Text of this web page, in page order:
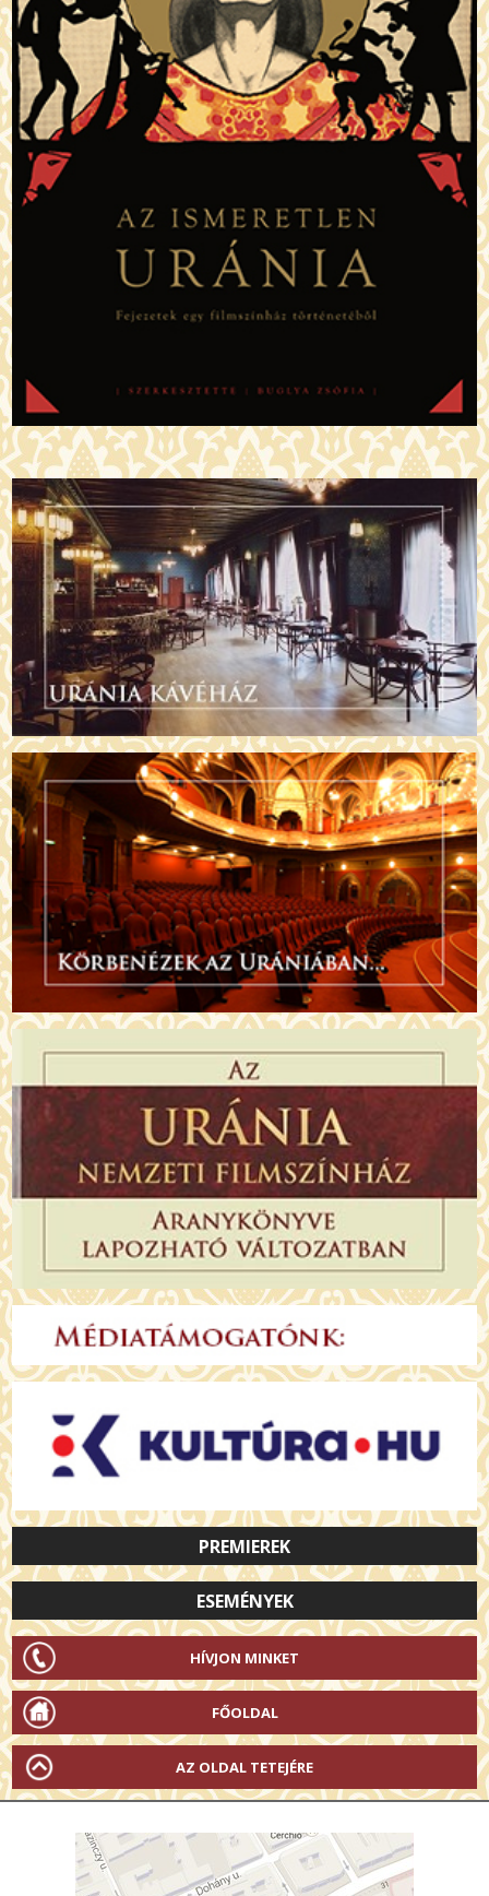
PREMIEREK
ESEMÉNYEK
HÍVJON MINKET
FŐOLDAL
AZ OLDAL TETEJÉRE